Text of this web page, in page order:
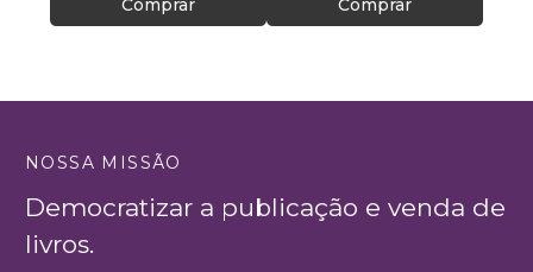
Comprar Comprar
NOSSA MISSÃO
Democratizar a publicação e venda de
livros.